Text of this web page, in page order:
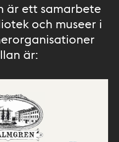
är ett samarbete
och museer i
är: